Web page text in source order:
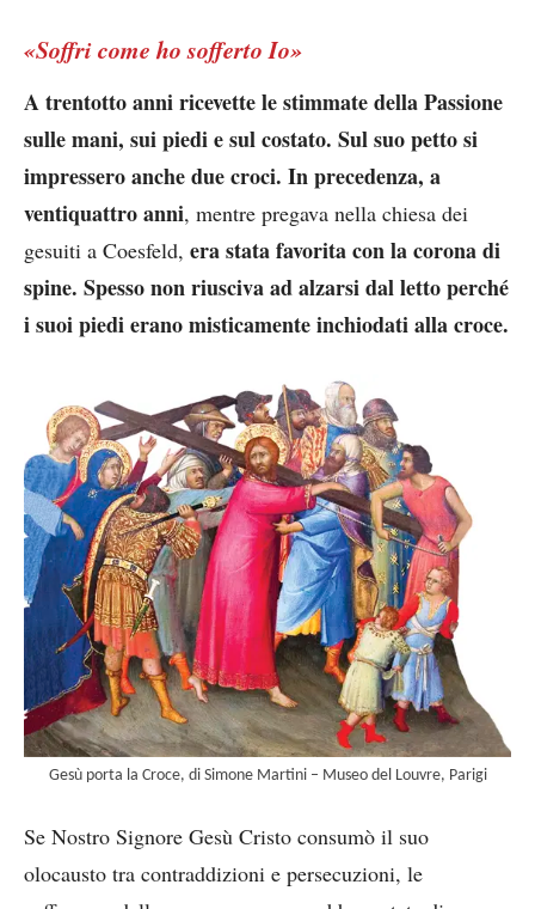
«Soffri come ho sofferto Io»
A trentotto anni ricevette le stimmate della Passione
sulle mani, sui piedi e sul costato. Sul suo petto si
impressero anche due croci. In precedenza, a
ventiquattro anni, mentre pregava nella chiesa dei
gesuiti a Coesfeld, era stata favorita con la corona di
spine. Spesso non riusciva ad alzarsi dal letto perché
i suoi piedi erano misticamente inchiodati alla croce.
Gesù porta la Croce, di Simone Martini – Museo del Louvre, Parigi
Se Nostro Signore Gesù Cristo consumò il suo
olocausto tra contraddizioni e persecuzioni, le